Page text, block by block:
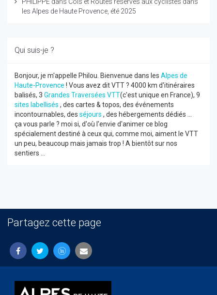
les Alpes de Haute Provence, été 2025
Qui suis-je ?
Bonjour, je m'appelle Philou. Bienvenue dans les Alpes de
Haute-Provence ! Vous avez dit VTT ? 4000 km d'itinéraires
balisés, 3 Grandes Traversées VTT(c'est unique en France), 9
sites labellisés , des cartes & topos, des événements
incontournables, des séjours , des hébergements dédiés ...
ça vous parle ? moi si, d'où l'envie d'animer ce blog
spécialement destiné à ceux qui, comme moi, aiment le VTT
un peu, beaucoup mais jamais trop ! A bientôt sur nos
sentiers ...
Partagez cette page